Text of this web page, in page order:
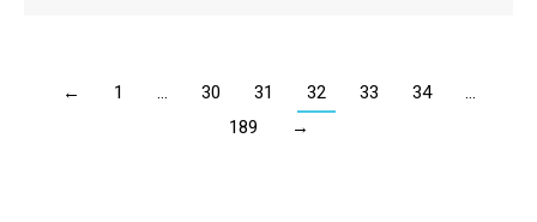
← 1 … 30 31 32 33 34
…
189
→